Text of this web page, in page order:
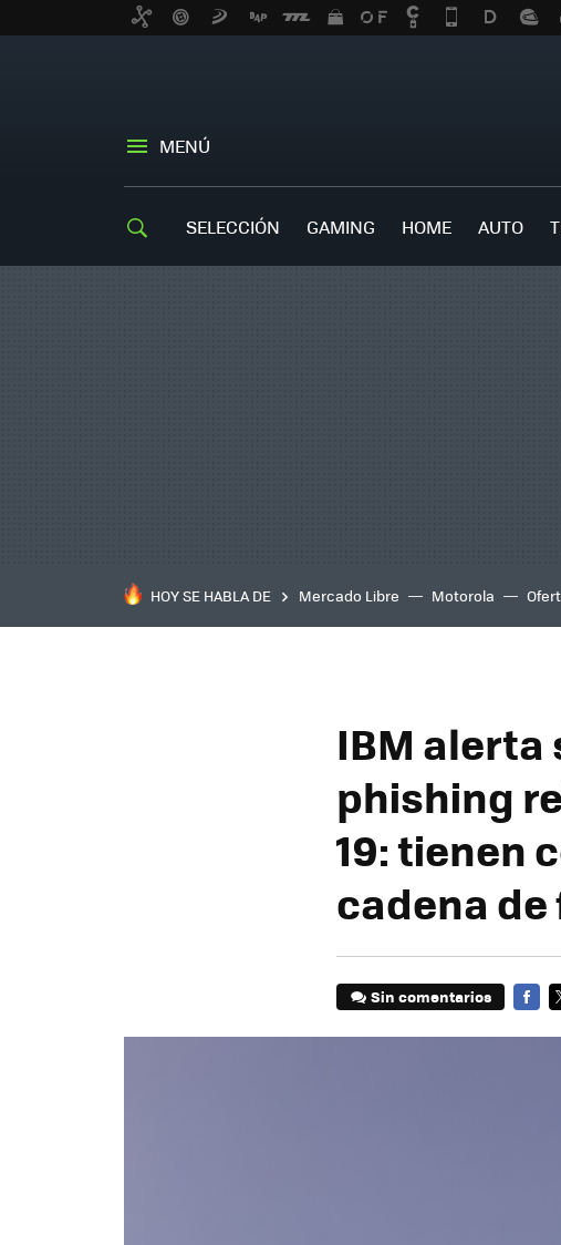
MENÚ
SELECCIÓN GAMING HOME AUTO
HOY SE HABLA DE Mercado Libre Motorola
IBM alerta
phishing
19: tienen
cadena
Sin comentarios